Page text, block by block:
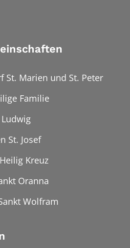
St. Marien und St. Peter
Familie
St. Josef
Kreuz
Oranna
Wolfram